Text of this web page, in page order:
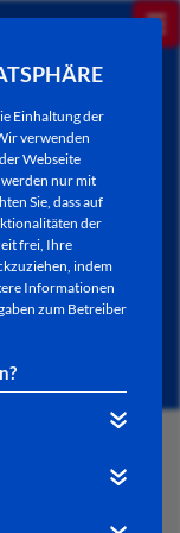
Einhaltung der
verwenden
Webseite
nur mit
Sie, dass auf
der
frei, Ihre
indem
Informationen
zum Betreiber